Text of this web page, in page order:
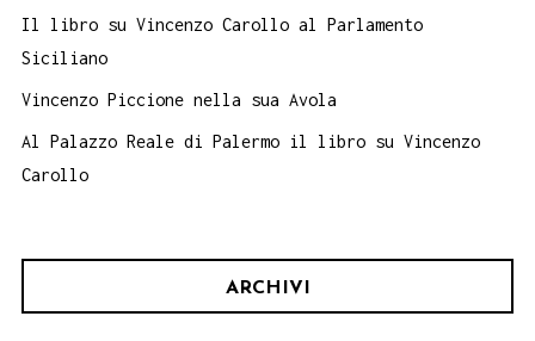
Il libro su Vincenzo Carollo al Parlamento
Siciliano
Vincenzo Piccione nella sua Avola
Al Palazzo Reale di Palermo il libro su Vincenzo
Carollo
ARCHIVI